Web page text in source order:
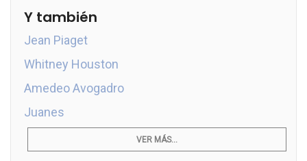
Y también
Jean Piaget
Whitney Houston
Amedeo Avogadro
Juanes
VER MÁS...